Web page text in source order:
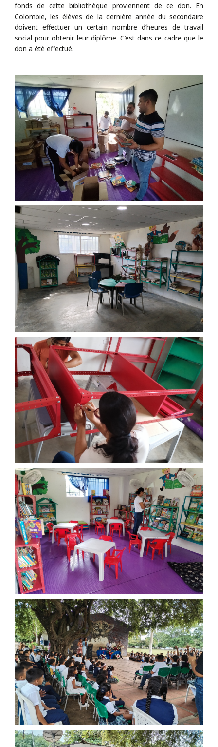
fonds de cette bibliothèque proviennent de ce don. En
Colombie, les élèves de la dernière année du secondaire
doivent effectuer un certain nombre d’heures de travail
social pour obtenir leur diplôme. C’est dans ce cadre que le
don a été effectué.